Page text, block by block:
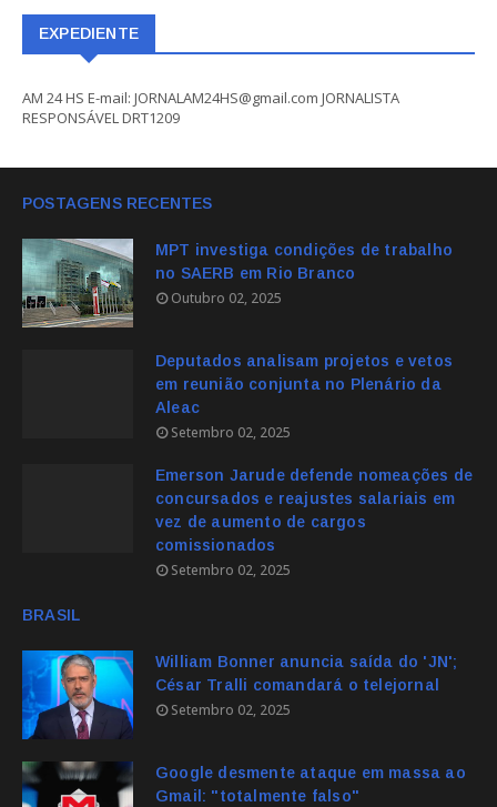
EXPEDIENTE
AM 24 HS E-mail: JORNALAM24HS@gmail.com JORNALISTA
RESPONSÁVEL DRT1209
POSTAGENS RECENTES
MPT investiga condições de trabalho
no SAERB em Rio Branco
Outubro 02, 2025
Deputados analisam projetos e vetos
em reunião conjunta no Plenário da
Aleac
Setembro 02, 2025
Emerson Jarude defende nomeações de
concursados e reajustes salariais em
vez de aumento de cargos
comissionados
Setembro 02, 2025
BRASIL
William Bonner anuncia saída do 'JN';
César Tralli comandará o telejornal
Setembro 02, 2025
Google desmente ataque em massa ao
Gmail: "totalmente falso"